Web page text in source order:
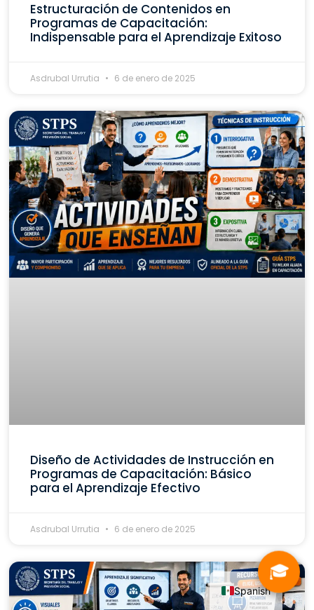
Estructuración de Contenidos en
Programas de Capacitación:
Indispensable para el Aprendizaje Exitoso
Asdrubal Urrutia 6 de enero de 2025
Diseño de Actividades de Instrucción en
Programas de Capacitación: Básico
para el Aprendizaje Efectivo
Asdrubal Urrutia 6 de enero de 2025
🎓
Spanish